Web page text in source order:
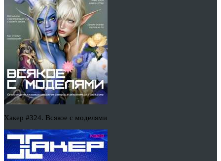
Хакер #324. Всякое с моделями